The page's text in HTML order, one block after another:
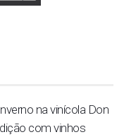
na vinícola Don
com vinhos